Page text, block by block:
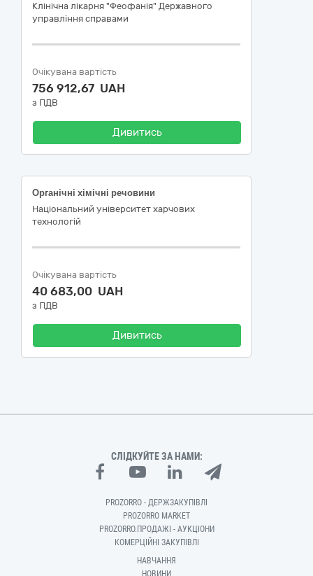
Клінічна лікарня "Феофанія" Державного
управління справами
Очікувана вартість
756 912,67 UAH
з ПДВ
Дивитись
Органічні хімічні речовини
Національний університет харчових
технологій
Очікувана вартість
40 683,00 UAH
з ПДВ
Дивитись
СЛІДКУЙТЕ ЗА НАМИ:
PROZORRO - ДЕРЖЗАКУПІВЛІ
PROZORRO MARKET
PROZORRO.ПРОДАЖІ - АУКЦІОНИ
КОМЕРЦІЙНІ ЗАКУПІВЛІ
НАВЧАННЯ
НОВИНИ